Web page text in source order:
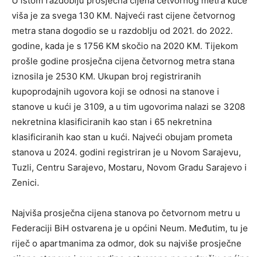
viša je za svega 130 KM. Najveći rast cijene četvornog
metra stana dogodio se u razdoblju od 2021. do 2022.
godine, kada je s 1756 KM skočio na 2020 KM. Tijekom
prošle godine prosječna cijena četvornog metra stana
iznosila je 2530 KM. Ukupan broj registriranih
kupoprodajnih ugovora koji se odnosi na stanove i
stanove u kući je 3109, a u tim ugovorima nalazi se 3208
nekretnina klasificiranih kao stan i 65 nekretnina
klasificiranih kao stan u kući. Najveći obujam prometa
stanova u 2024. godini registriran je u Novom Sarajevu,
Tuzli, Centru Sarajevo, Mostaru, Novom Gradu Sarajevo i
Zenici.
Najviša prosječna cijena stanova po četvornom metru u
Federaciji BiH ostvarena je u općini Neum. Međutim, tu je
riječ o apartmanima za odmor, dok su najviše prosječne